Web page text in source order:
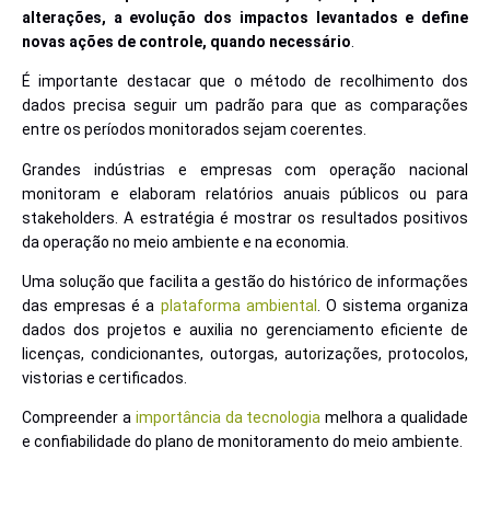
alterações, a evolução dos impactos levantados e define
novas ações de controle, quando necessário
É importante destacar que o método de recolhimento dos
dados precisa seguir um padrão para que as comparações
entre os períodos monitorados sejam coerentes.
Grandes indústrias e empresas com operação nacional
monitoram e elaboram relatórios anuais públicos ou para
stakeholders. A estratégia é mostrar os resultados positivos
da operação no meio ambiente e na economia.
Uma solução que facilita a gestão do histórico de informações
das empresas é a plataforma ambiental
. O sistema organiza
dados dos projetos e auxilia no gerenciamento eficiente de
licenças, condicionantes, outorgas, autorizações, protocolos,
vistorias e certificados.
Compreender a importância da tecnologia melhora a qualidade
e confiabilidade do plano de monitoramento do meio ambiente.